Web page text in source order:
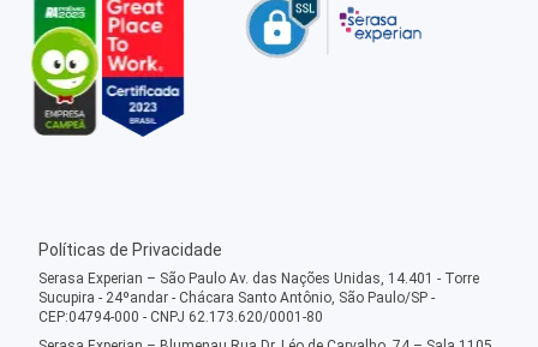
Políticas de Privacidade
Serasa Experian – São Paulo Av. das Nações Unidas, 14.401 - Torre
Sucupira - 24ºandar - Chácara Santo Antônio, São Paulo/SP -
CEP:04794-000 - CNPJ 62.173.620/0001-80